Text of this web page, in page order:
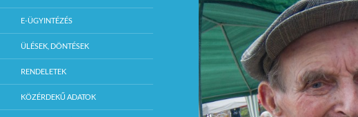
E-ÜGYINTÉZÉS
ÜLÉSEK, DÖNTÉSEK
RENDELETEK
KÖZÉRDEKŰ ADATOK